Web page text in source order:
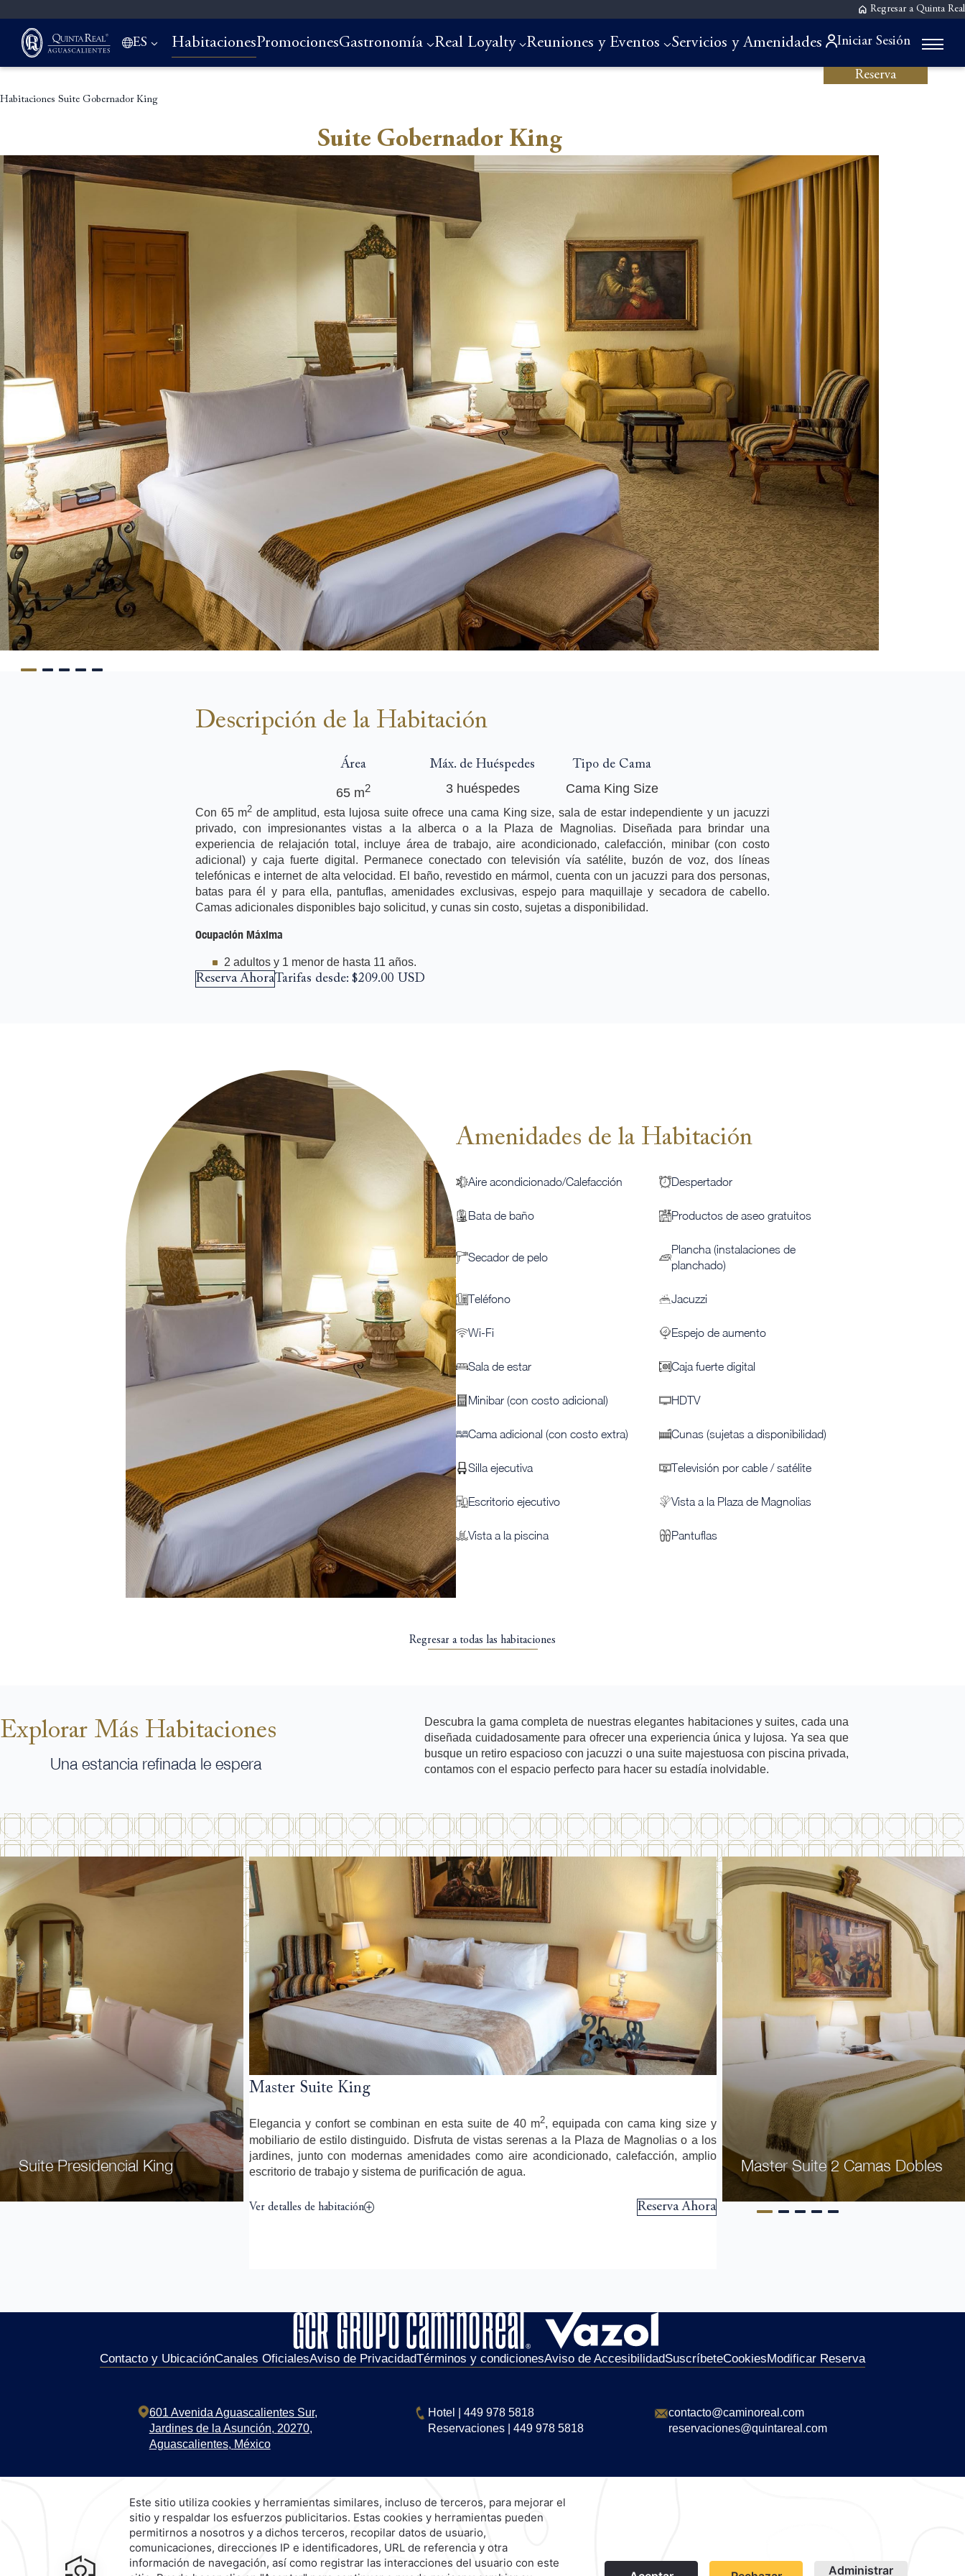
Regresar a Quinta Real
ES HabitacionesPromocionesGastronomía Real Loyalty Reuniones y Eventos Servicios y Amenidades Iniciar Sesión
Reserva
Habitaciones Suite Gobernador King
Suite Gobernador King
Descripción de la Habitación
Área
65 m2
Máx. de Huéspedes
3 huéspedes
Tipo de Cama
Cama King Size
Con 65 m2 de amplitud, esta lujosa suite ofrece una cama King size, sala de estar independiente y un jacuzzi
privado, con impresionantes vistas a la alberca o a la Plaza de Magnolias. Diseñada para brindar una
experiencia de relajación total, incluye área de trabajo, aire acondicionado, calefacción, minibar (con costo
adicional) y caja fuerte digital. Permanece conectado con televisión vía satélite, buzón de voz, dos líneas
telefónicas e internet de alta velocidad. El baño, revestido en mármol, cuenta con un jacuzzi para dos personas,
batas para él y para ella, pantuflas, amenidades exclusivas, espejo para maquillaje y secadora de cabello.
Camas adicionales disponibles bajo solicitud, y cunas sin costo, sujetas a disponibilidad.
Ocupación Máxima
2 adultos y 1 menor de hasta 11 años.
Reserva AhoraTarifas desde: $209.00 USD
Amenidades de la Habitación
Aire acondicionado/Calefacción Despertador
Bata de baño Productos de aseo gratuitos
Secador de pelo
Plancha (instalaciones de
planchado)
Teléfono Jacuzzi
Wi-Fi Espejo de aumento
Sala de estar Caja fuerte digital
Minibar (con costo adicional) HDTV
Cama adicional (con costo extra) Cunas (sujetas a disponibilidad)
Silla ejecutiva Televisión por cable / satélite
Escritorio ejecutivo Vista a la Plaza de Magnolias
Vista a la piscina Pantuflas
Regresar a todas las habitaciones
Explorar Más Habitaciones
Una estancia refinada le espera
Descubra la gama completa de nuestras elegantes habitaciones y suites, cada una
diseñada cuidadosamente para ofrecer una experiencia única y lujosa. Ya sea que
busque un retiro espacioso con jacuzzi o una suite majestuosa con piscina privada,
contamos con el espacio perfecto para hacer su estadía inolvidable.
Suite Presidencial King
Master Suite King
Elegancia y confort se combinan en esta suite de 40 m2, equipada con cama king size y
mobiliario de estilo distinguido. Disfruta de vistas serenas a la Plaza de Magnolias o a los
jardines, junto con modernas amenidades como aire acondicionado, calefacción, amplio
escritorio de trabajo y sistema de purificación de agua.
Ver detalles de habitación Reserva Ahora
Master Suite 2 Camas Dobles
Contacto y UbicaciónCanales OficialesAviso de PrivacidadTérminos y condicionesAviso de AccesibilidadSuscríbeteCookiesModificar Reserva
601 Avenida Aguascalientes Sur,
Jardines de la Asunción, 20270,
Aguascalientes, México
Hotel
449 978 5818
Reservaciones| 449 978 5818
contacto@caminoreal.com
reservaciones@quintareal.com
Explora Nuestras Marcas